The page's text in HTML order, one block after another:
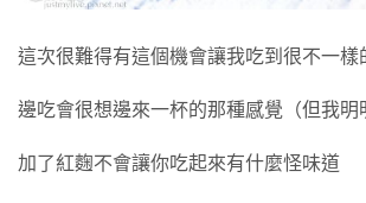
這次很難得有這個機會讓我吃到很不一樣
邊吃會很想邊來一杯的那種感覺（但我明
加了紅麴不會讓你吃起來有什麼怪味道